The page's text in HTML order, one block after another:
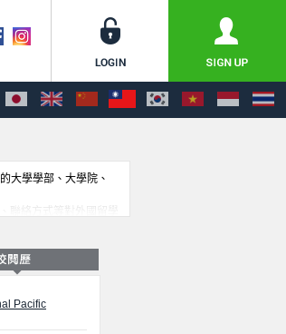
大學學部、大學院、
聯絡方式等對外國留學
Pacific